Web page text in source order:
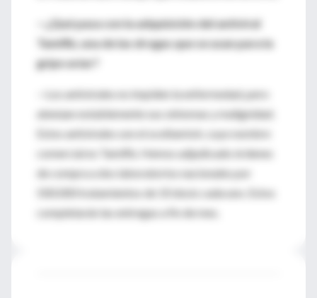
—¿Qué pasa con la adquisición del antiviral
Tamiflú, una de las drogas que se usan para la
gripe aviar?
—Los antivirales no impiden la enfermedad, pero
atenúan notablemente sus síntomas y malignidad.
Estos antivirales son el oceltamivir, cuyo nombre
comercial es Tamiflú. Hemos adjudicado órdenes
de compra a dos laboratorios nacionales por
500.000 tratamientos de 10 dosis cada uno. Estos
completarán las entregas a fin de mes.